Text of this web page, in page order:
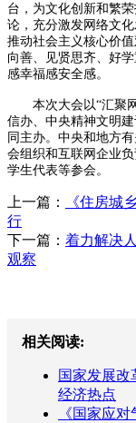
台，为文化创新和繁
论，充分激发网络文
推动社会主义核心价
向善、见贤思齐、好
感幸福感安全感。
本次大会以“汇聚网
信办、中央精神文明
同主办。中央和地方
会组织和互联网企业
学生代表等参会。
上一篇：
《住房城
行
下一篇： 着力解决
观察
相关阅读:
国家发展改
经济热点
《国家应